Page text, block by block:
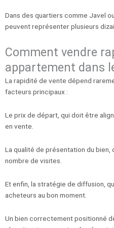
Dans des quartiers comme Javel
peuvent représenter plusieurs
Comment vendre
appartement dans
La rapidité de vente dépend
facteurs principaux :
Le prix de départ, qui doit être
en vente.
La qualité de présentation du
nombre de visites.
Et enfin, la stratégie de diffusion,
acheteurs au bon moment.
Un bien correctement positionné